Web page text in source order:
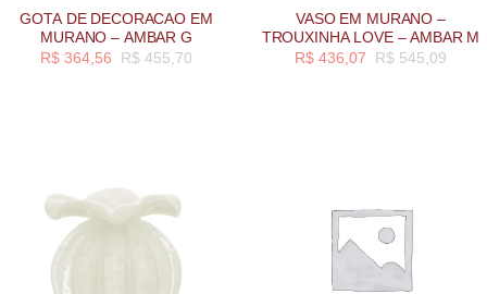
GOTA DE DECORACAO EM
MURANO – AMBAR G
R$455,70
R$ 364,56
VASO EM MURANO –
TROUXINHA LOVE – AMBAR M
R$545,09
R$ 436,07